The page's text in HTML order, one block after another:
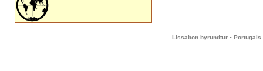
Lissabon byrundtur - Portugals